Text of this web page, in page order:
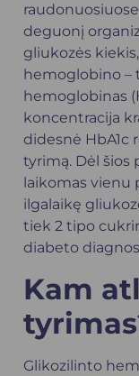
deguonį
gliukozės
hemoglobino –
hemoglobinas
koncentracija
didesnė HbA1c
tyrimą. Dėl šios
laikomas
ilgalaikę
tiek 2 tipo
diabeto
Kam
Glikozilinto